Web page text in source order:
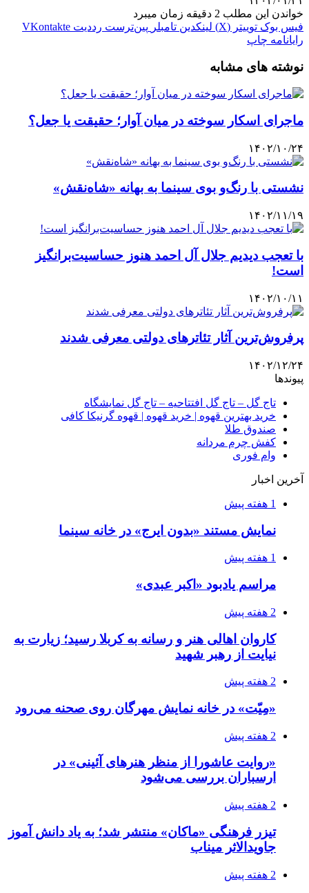
خواندن این مطلب 2 دقیقه زمان میبرد
فیس بوک توییتر (X) لینکدین ‫تامبلر ‫پین‌ترست ‫رددیت ‫VKontakte
رایانامه چاپ
نوشته های مشابه
ماجرای اسکار سوخته در میان آوار؛ حقیقت یا جعل؟
۱۴۰۲/۱۰/۲۴
نشستی با رنگ‌و بوی سینما به بهانه «شاه‌نقش»
۱۴۰۲/۱۱/۱۹
با تعجب دیدیم جلال آل احمد هنوز حساسیت‌برانگیز
است!
۱۴۰۲/۱۰/۱۱
پرفروش‌ترین آثار تئاترهای دولتی معرفی شدند
۱۴۰۲/۱۲/۲۴
پیوندها
تاج گل – تاج گل افتتاحیه – تاج گل نمایشگاه
خرید بهترین قهوه | خرید قهوه | قهوه گرنیکا کافی
صندوق طلا
کفش چرم مردانه
وام فوری
آخرین اخبار
1 هفته پیش
نمایش مستند «بدون ایرج» در خانه سینما
1 هفته پیش
مراسم یادبود «اکبر عبدی»
2 هفته پیش
کاروان اهالی هنر و رسانه به کربلا رسید؛ زیارت به
نیایت از رهبر شهید
2 هفته پیش
«مِیّت» در خانه نمایش مهرگان روی صحنه می‌رود
2 هفته پیش
«روایت عاشورا از منظر هنرهای آئینی» در
ارسباران بررسی می‌شود
2 هفته پیش
تیزر فرهنگی «ماکان» منتشر شد؛ به یاد دانش آموز
جاویدالاثر میناب
2 هفته پیش